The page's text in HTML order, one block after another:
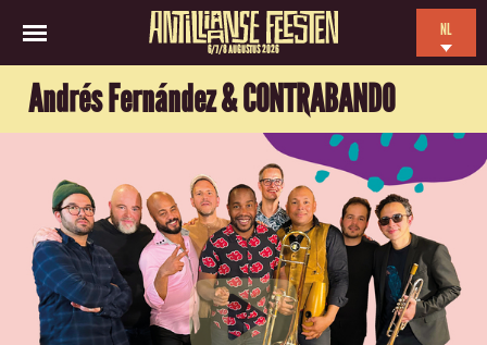
6/7/8 AUGUSTUS 2026
NL
Andrés Fernández & CONTRABANDO